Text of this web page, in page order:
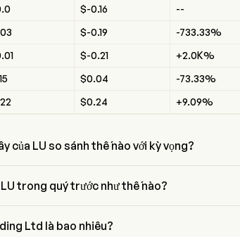
$-0.16 --
$-0.19 -733.33%
$-0.21 +2.0K%
$0.04 -73.33%
$0.24 +9.09%
của LU so sánh thế nào với kỳ vọng?
trong quý trước như thế nào?
Ltd là bao nhiêu?